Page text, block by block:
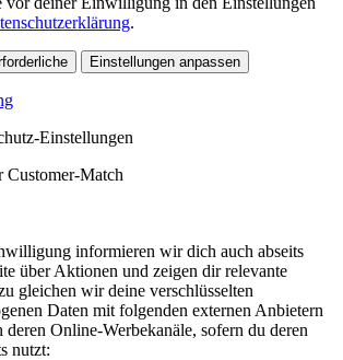
.
Einstellungen anpassen
Einstellungen
Customer-Match
informieren wir dich auch abseits
über Aktionen und zeigen dir relevante
gleichen wir deine verschlüsselten
Daten mit folgenden externen Anbietern
deren Online-Werbekanäle, sofern du deren
nutzt: